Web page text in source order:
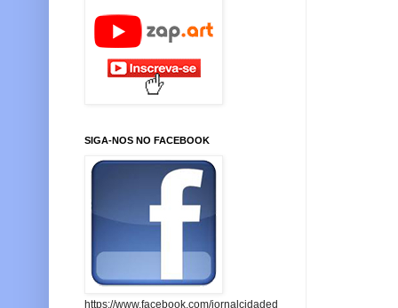
SIGA-NOS NO FACEBOOK
https://www.facebook.com/jornalcidaded